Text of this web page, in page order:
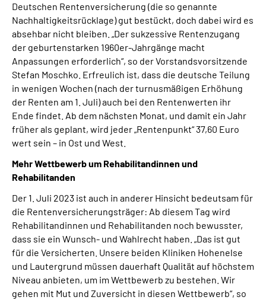
Deutschen Rentenversicherung (die so genannte
Nachhaltigkeitsrücklage) gut bestückt, doch dabei wird es
absehbar nicht bleiben. „Der sukzessive Rentenzugang
der geburtenstarken 1960er-Jahrgänge macht
Anpassungen erforderlich“, so der Vorstandsvorsitzende
Stefan Moschko. Erfreulich ist, dass die deutsche Teilung
in wenigen Wochen (nach der turnusmäßigen Erhöhung
der Renten am 1. Juli) auch bei den Rentenwerten ihr
Ende findet. Ab dem nächsten Monat, und damit ein Jahr
früher als geplant, wird jeder „Rentenpunkt“ 37,60 Euro
wert sein – in Ost und West.
Mehr Wettbewerb um Rehabilitandinnen und
Rehabilitanden
Der 1. Juli 2023 ist auch in anderer Hinsicht bedeutsam für
die Rentenversicherungsträger: Ab diesem Tag wird
Rehabilitandinnen und Rehabilitanden noch bewusster,
dass sie ein Wunsch- und Wahlrecht haben. „Das ist gut
für die Versicherten. Unsere beiden Kliniken Hohenelse
und Lautergrund müssen dauerhaft Qualität auf höchstem
Niveau anbieten, um im Wettbewerb zu bestehen. Wir
gehen mit Mut und Zuversicht in diesen Wettbewerb“, so